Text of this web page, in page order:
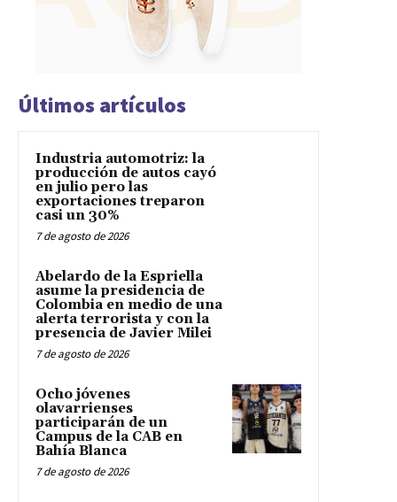
Últimos artículos
Industria automotriz: la
producción de autos cayó
en julio pero las
exportaciones treparon
casi un 30%
7 de agosto de 2026
Abelardo de la Espriella
asume la presidencia de
Colombia en medio de una
alerta terrorista y con la
presencia de Javier Milei
7 de agosto de 2026
Ocho jóvenes
olavarrienses
participarán de un
Campus de la CAB en
Bahía Blanca
7 de agosto de 2026